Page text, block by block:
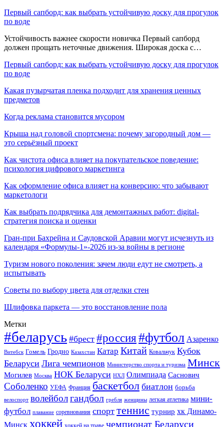
Первый сапборд: как выбрать устойчивую доску для прогулок
по воде
Устойчивость важнее скорости новичка Первый сапборд
должен прощать неточные движения. Широкая доска с…
Первый сапборд: как выбрать устойчивую доску для прогулок
по воде
Какая пузырчатая пленка подходит для хранения ценных
предметов
Когда реклама становится мусором
Крыша над головой спортсмена: почему загородный дом —
это серьёзный проект
Как чистота офиса влияет на покупательское поведение:
психология цифрового маркетинга
Как оформление офиса влияет на конверсию: что забывают
маркетологи
Как выбрать подрядчика для демонтажных работ: digital-
стратегия поиска и оценки
Гран-при Бахрейна и Саудовской Аравии могут исчезнуть из
календаря «Формулы-1»-2026 из-за войны в регионе
Туризм нового поколения: зачем люди едут не смотреть, а
испытывать
Советы по выбору цвета для отделки стен
Шлифовка паркета — это восстановление пола
Метки
#беларусь #брест #россия#футбол Азаренко
Витебск Гомель Гродно Казахстан Катар Китай Ковальчук Кубок
Беларуси Лига чемпионов Министерство спорта и туризма Минск
Могилев Москва НОК Беларуси НХЛ Олимпиада Саснович
Соболенко УЕФА Франция баскетбол биатлон борьба
велоспорт волейболгандбол гребля женщины легкая атлетика мини-
футбол плавание соревнования спорт теннис турнир хк Динамо-
Минск хоккей хоккей на траве чемпионат Беларуси